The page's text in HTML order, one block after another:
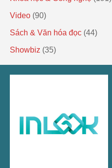
Video (90)
Sách & Văn hóa đọc (44)
Showbiz (35)